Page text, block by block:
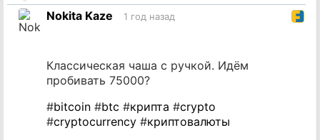
на
источник
Nokita Kaze 1 год назад
Классическая чаша с ручкой. Идём
пробивать 75000?
#bitcoin #btc #крипта #crypto
#cryptocurrency #криптовалюты